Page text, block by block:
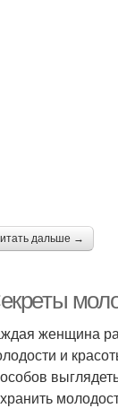
дальше →
женщина
и